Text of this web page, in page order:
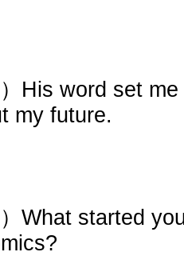
）His word set
my future.
）What started